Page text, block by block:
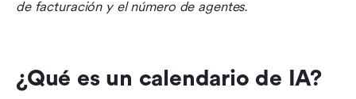
de facturación y el número de agentes.
¿Qué es un calendario de IA?